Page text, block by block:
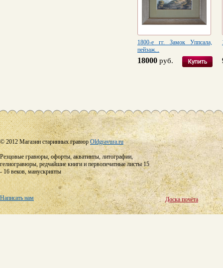
1800-е гг. Замок Уппсала,
пейзаж...
18000 руб.
© 2012 Магазин старинных гравюрOldgravura.ru
Резцовые гравюры, офорты, акватинты, литографии,
гелиогравюры, редчайшие книги и первопечатные листы 15
- 16 веков, манускрипты
Написать нам Доска почёта